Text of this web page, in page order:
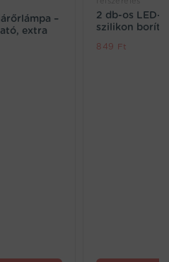
–
extra
2 db-os LED-
szilikon
849 Ft